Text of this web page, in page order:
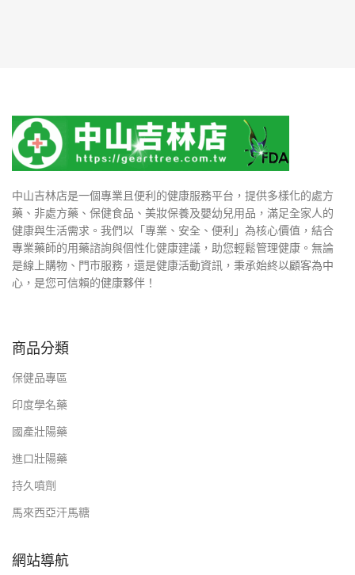
中山吉林店是一個專業且便利的健康服務平台，提供多樣化的處方
藥、非處方藥、保健食品、美妝保養及嬰幼兒用品，滿足全家人的
健康與生活需求。我們以「專業、安全、便利」為核心價值，結合
專業藥師的用藥諮詢與個性化健康建議，助您輕鬆管理健康。無論
是線上購物、門市服務，還是健康活動資訊，秉承始終以顧客為中
心，是您可信賴的健康夥伴！
商品分類
保健品專區
印度學名藥
國產壯陽藥
進口壯陽藥
持久噴劑
馬來西亞汗馬糖
網站導航